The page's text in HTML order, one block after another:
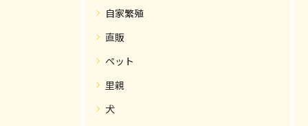
自家繁殖
直販
ペット
里親
犬